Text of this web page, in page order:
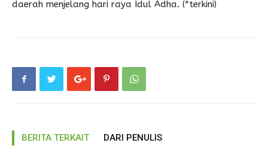
daerah menjelang hari raya Idul Adha. (*terkini)
BERITA TERKAIT DARI PENULIS